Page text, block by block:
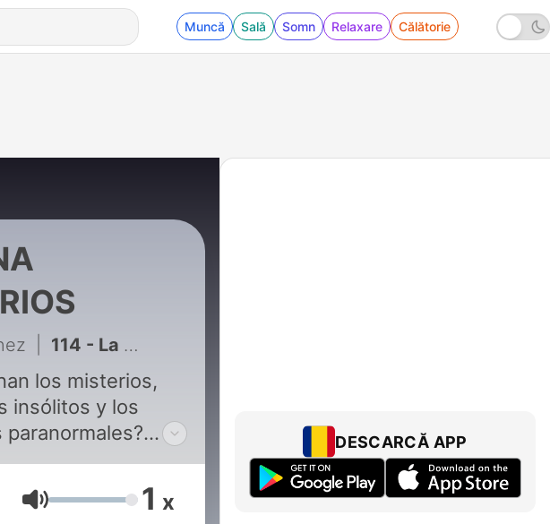
Muncă Sală Somn Relaxare Călătorie
114 - La muerte no es el final: Doctor Miguel A. Pertierra
los misterios,
insólitos y los
ANTENA
el podcast donde
los enigmas
Volum 1 x
DESCARCĂ APP